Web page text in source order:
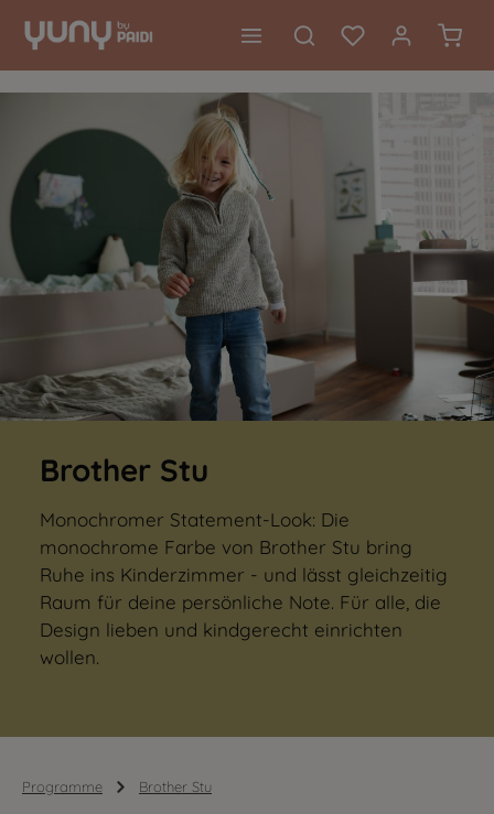
springen
Brother Stu
Monochromer Statement-Look: Die
monochrome Farbe von Brother Stu bring
Ruhe ins Kinderzimmer - und lässt gleichzeitig
Raum für deine persönliche Note. Für alle, die
Design lieben und kindgerecht einrichten
wollen.
Programme Brother Stu